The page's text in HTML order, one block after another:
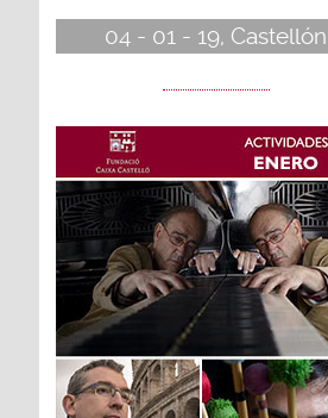
04 - 01 - 19, Castellón